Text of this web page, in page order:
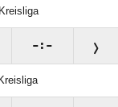
: 